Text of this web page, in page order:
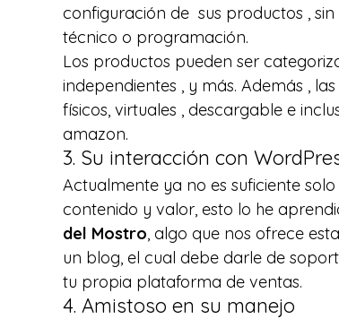
configuración de  sus productos ,
técnico o programación.
Los productos pueden ser
independientes , y más. Además ,
físicos, virtuales , descargable e
amazon.
3. Su interacción con
Actualmente ya no es suficiente
contenido y valor, esto lo he
del Mostro, algo que nos ofrece
un blog, el cual debe darle de
tu propia plataforma de ventas.
4. Amistoso en su manejo